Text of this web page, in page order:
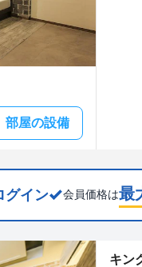
部屋の設備
グイン 会員価格は最
キン